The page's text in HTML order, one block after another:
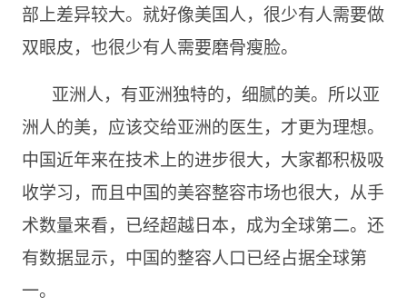
部上差异较大。就好像美国人，很少有人需要做
双眼皮，也很少有人需要磨骨瘦脸。
亚洲人，有亚洲独特的，细腻的美。所以亚
洲人的美，应该交给亚洲的医生，才更为理想。
中国近年来在技术上的进步很大，大家都积极吸
收学习，而且中国的美容整容市场也很大，从手
术数量来看，已经超越日本，成为全球第二。还
有数据显示，中国的整容人口已经占据全球第
一。